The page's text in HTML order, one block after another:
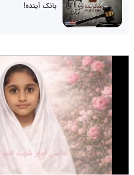
بانک آینده!